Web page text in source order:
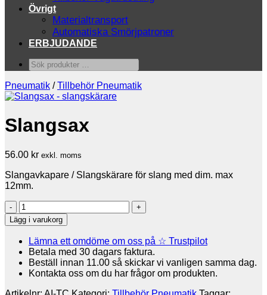
Övrigt
Materialtransport
Automatiska Smörjpatroner
ERBJUDANDE
Sök
produkter
…
Pneumatik / Tillbehör Pneumatik
Slangsax
56.00 kr exkl. moms
Slangavkapare / Slangskärare för slang med dim. max
12mm.
Slangsax
mängd
Lägg i varukorg
Lämna ett omdöme om oss på ☆ Trustpilot
Betala med 30 dagars faktura.
Beställ innan 11.00 så skickar vi vanligen samma dag.
Kontakta oss om du har frågor om produkten.